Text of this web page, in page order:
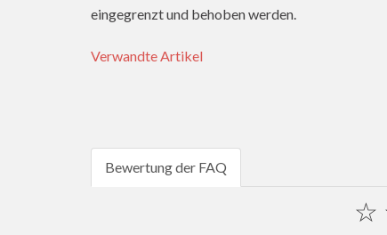
eingegrenzt und behoben werden.
Verwandte Artikel
Bewertung der FAQ
☆